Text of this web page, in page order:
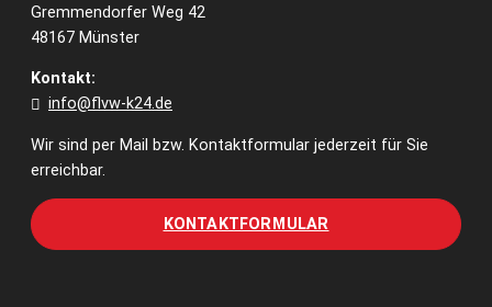
Gremmendorfer Weg 42
48167 Münster
Kontakt:
info@flvw-k24.de
Wir sind per Mail bzw. Kontaktformular jederzeit für Sie
erreichbar.
KONTAKTFORMULAR